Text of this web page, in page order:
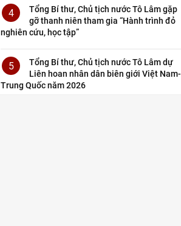
4
Tổng Bí thư, Chủ tịch nước Tô Lâm gặp
gỡ thanh niên tham gia “Hành trình đỏ
nghiên cứu, học tập”
5
Tổng Bí thư, Chủ tịch nước Tô Lâm dự
Liên hoan nhân dân biên giới Việt Nam-
Trung Quốc năm 2026